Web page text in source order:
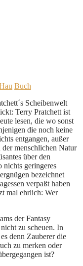
Buch
Scheibenwelt
Terry Pratchett ist
lesen, die wo sonst
die noch keine
entgangen, außer
menschlichen Natur
über den
nichts geringeres
bezeichnet
verpaßt haben
mal ehrlich: Wer
der Fantasy
zu scheuen. In
denn Zauberer die
zu merken oder
ist?